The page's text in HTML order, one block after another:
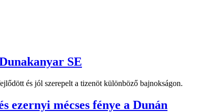
SE
és jól szerepelt a tizenöt különböző bajnokságon.
ezernyi mécses fénye a Dunán